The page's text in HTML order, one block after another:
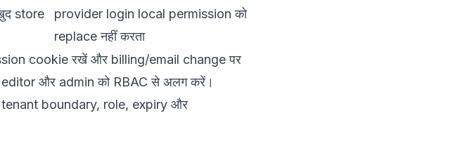
store
provider login local permission को
replace नहीं करता
cookie रखें और billing/email change पर
और admin को RBAC से अलग करें।
tenant boundary, role, expiry और